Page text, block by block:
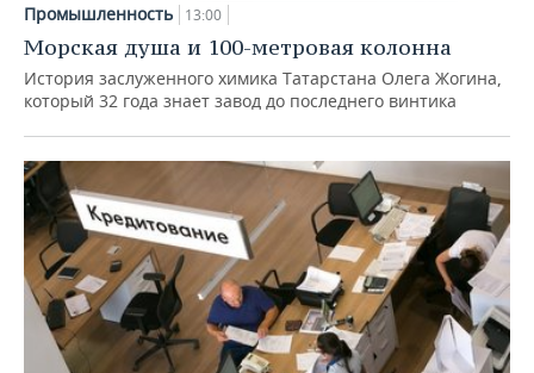
Промышленность 13:00
Морская душа и 100-метровая колонна
История заслуженного химика Татарстана Олега Жогина,
который 32 года знает завод до последнего винтика